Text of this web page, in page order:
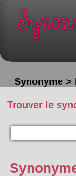
Synonyme >
Trouver le